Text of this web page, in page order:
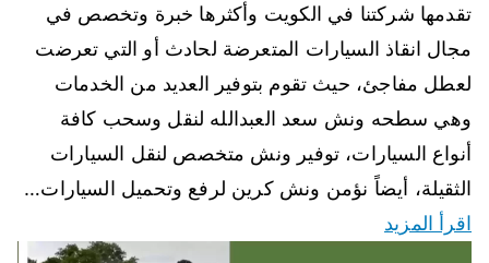
تقدمها شركتنا في الكويت وأكثرها خبرة وتخصص في
مجال انقاذ السيارات المتعرضة لحادث أو التي تعرضت
لعطل مفاجئ، حيث تقوم بتوفير العديد من الخدمات
وهي سطحه ونش سعد العبدالله لنقل وسحب كافة
أنواع السيارات، توفير ونش متخصص لنقل السيارات
الثقيلة، أيضاً نؤمن ونش كرين لرفع وتحميل السيارات…
اقرأ المزيد